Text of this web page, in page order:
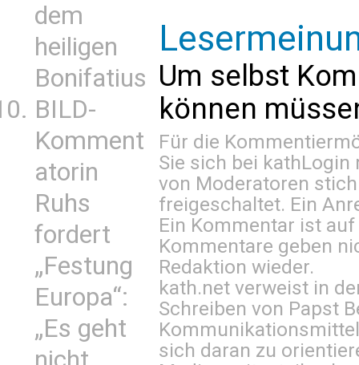
dem
heiligen
Bonifatius
BILD-
Komment
atorin
Ruhs
fordert
„Festung
Europa“:
„Es geht
Um selbst
können
Für die
Sie sich bei kathLogin
von Moderatoren
freigeschaltet. Ein
Ein Kommentar ist
Kommentare geben
Redaktion wieder.
kath.net verweist in
Schreiben von Papst
sich daran zu